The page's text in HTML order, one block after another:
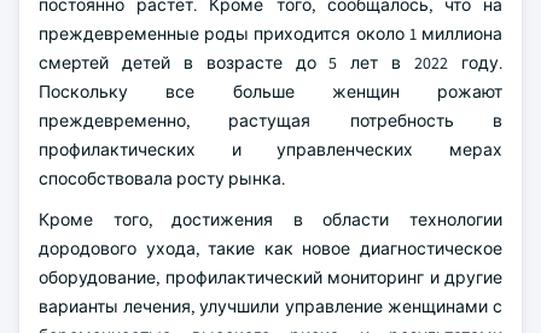
постоянно растет. Кроме того, сообщалось, что на
преждевременные роды приходится около 1 миллиона
смертей детей в возрасте до 5 лет в 2022 году.
Поскольку все больше женщин рожают
преждевременно, растущая потребность в
профилактических и управленческих мерах
способствовала росту рынка.
Кроме того, достижения в области технологии
дородового ухода, такие как новое диагностическое
оборудование, профилактический мониторинг и другие
варианты лечения, улучшили управление женщинами с